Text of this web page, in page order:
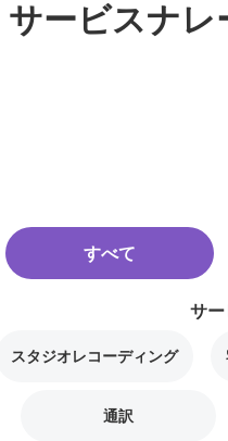
サービスナレ
すべて
サー
スタジオレコーディング
通訳